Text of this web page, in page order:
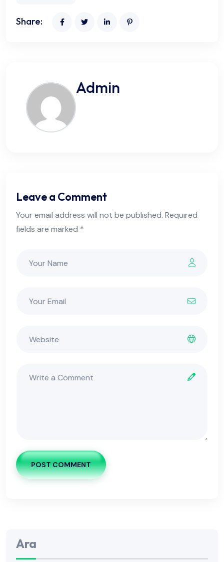
Share:
Admin
Leave a Comment
Your email address will not be published. Required
fields are marked *
POST COMMENT
Ara